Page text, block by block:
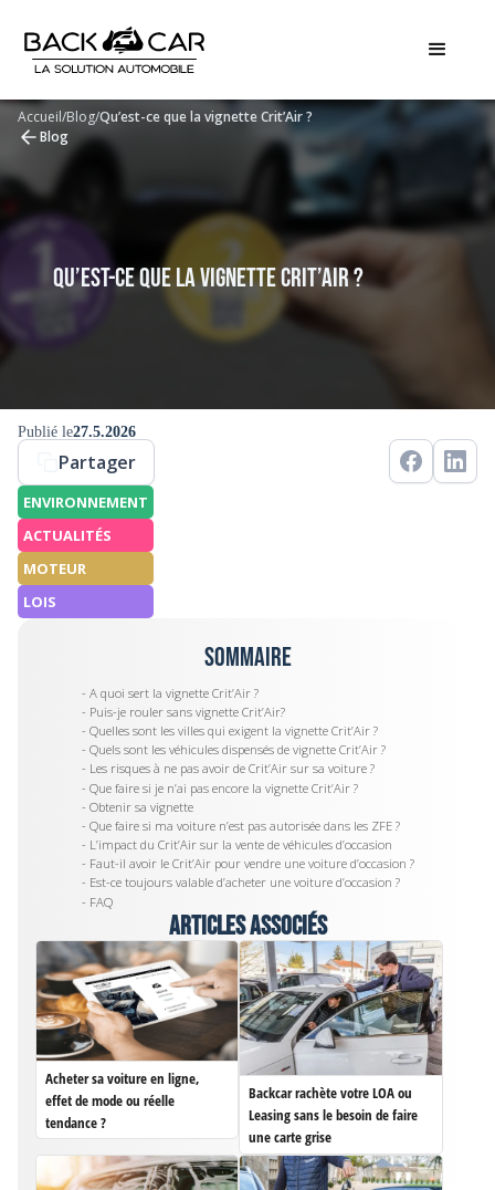
Accueil/Blog/Qu’est-ce que la vignette Crit’Air ?
Blog
Qu’est-ce que la vignette Crit’Air ?
Publié le27.5.2026
Partager
ENVIRONNEMENT
ACTUALITÉS
MOTEUR
LOIS
Sommaire
- A quoi sert la vignette Crit’Air ?
- Puis-je rouler sans vignette Crit’Air?
- Quelles sont les villes qui exigent la vignette Crit’Air ?
- Quels sont les véhicules dispensés de vignette Crit’Air ?
- Les risques à ne pas avoir de Crit’Air sur sa voiture ?
- Que faire si je n’ai pas encore la vignette Crit’Air ?
- Obtenir sa vignette
- Que faire si ma voiture n’est pas autorisée dans les ZFE ?
- L’impact du Crit’Air sur la vente de véhicules d’occasion
- Faut-il avoir le Crit’Air pour vendre une voiture d’occasion ?
- Est-ce toujours valable d’acheter une voiture d’occasion ?
- FAQ
Articles associés
Acheter sa voiture en ligne,
effet de mode ou réelle
tendance ?
Backcar rachète votre LOA ou
Leasing sans le besoin de faire
une carte grise